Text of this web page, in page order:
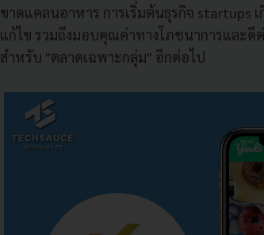
ขาดแคลนอาหาร การเริ่มต้นธุรกิจ startups
แก้ไข รวมถึงมอบคุณค่าทางโภชนาการและ
สำหรับ "ตลาดเฉพาะกลุ่ม" อีกต่อไป